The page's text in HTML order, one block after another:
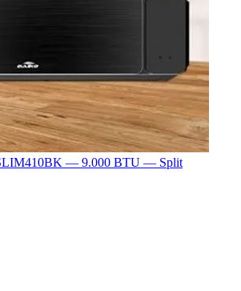
— 9.000 BTU — Split